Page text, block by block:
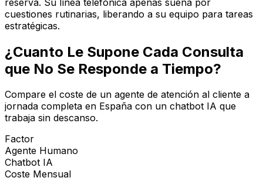
cuestiones rutinarias, liberando a su equipo para tareas
estratégicas.
¿Cuanto Le Supone Cada Consulta
que No Se Responde a Tiempo?
Compare el coste de un agente de atención al cliente a
jornada completa en España con un chatbot IA que
trabaja sin descanso.
Factor
Agente Humano
Chatbot IA
Coste Mensual